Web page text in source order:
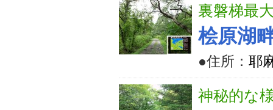
裏磐梯最
桧原湖
●住所： 耶
神秘的な